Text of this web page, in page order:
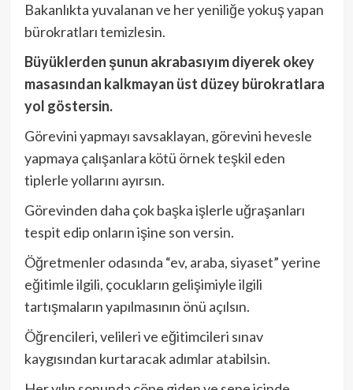
Bakanlıkta yuvalanan ve her yeniliğe yokuş yapan
bürokratları temizlesin.
Büyüklerden şunun akrabasıyım diyerek okey
masasından kalkmayan üst düzey bürokratlara
yol göstersin.
Görevini yapmayı savsaklayan, görevini hevesle
yapmaya çalışanlara kötü örnek teşkil eden
tiplerle yollarını ayırsın.
Görevinden daha çok başka işlerle uğraşanları
tespit edip onların işine son versin.
Öğretmenler odasında “ev, araba, siyaset” yerine
eğitimle ilgili, çocukların gelişimiyle ilgili
tartışmaların yapılmasının önü açılsın.
Öğrencileri, velileri ve eğitimcileri sınav
kaygısından kurtaracak adımlar atabilsin.